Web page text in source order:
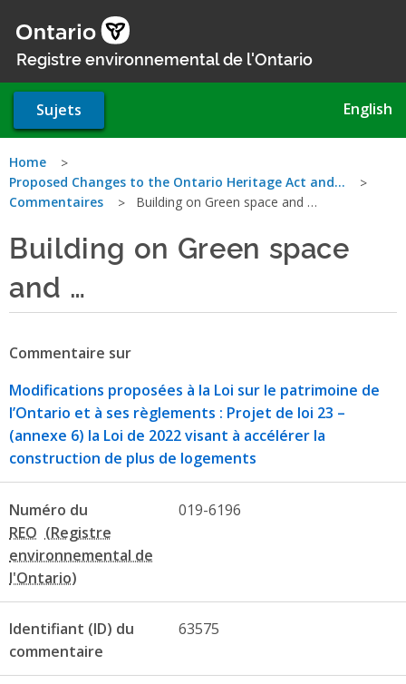
au
contenu
Registre environnemental de l'Ontario
Sujets English
Vous
êtes
ici
Home
Proposed Changes to the Ontario Heritage Act and…
Commentaires
Building on Green space and …
Building on Green space
and …
Commentaire sur
Modifications proposées à la Loi sur le patrimoine de
l’Ontario et à ses règlements : Projet de loi 23 –
(annexe 6) la Loi de 2022 visant à accélérer la
construction de plus de logements
Numéro du
REO
019-6196
Identifiant (ID) du
commentaire
63575